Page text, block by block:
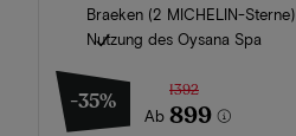
Braeken (2 MICHELIN-Sterne)
Nutzung des Oysana Spa
-35%
Ab
1392
899